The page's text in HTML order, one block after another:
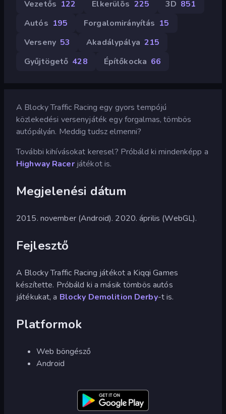
Vezetős 122 Elkerülõs 225 3D 851
Autós 195 Forgalomirányítás 15
Verseny 53 Akadálypálya 215
Gyűjtögető 428 Építőkocka 66
A Blocky Traffic Racing egy gyors tempójú
közlekedési versenyjáték egy forgalmas, tömbös
autópályán. Meddig tudsz elmenni?
További kihívásokat keresel? Próbáld ki mindenképp a
Highway Racerjátékot is.
Megjelenési dátum
2015. november (Android). 2020. április (WebGL).
Fejlesztő
A Blocky Traffic Racing játékot a Kiqqi Games
készítette. Próbáld ki a másik tömbös autós
játékukat, a Blocky Demolition Derby-t is.
Platformok
Web böngésző
Android